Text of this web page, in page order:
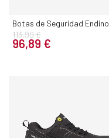
Botas de Seguridad Endino
113,99 €
96,89 €